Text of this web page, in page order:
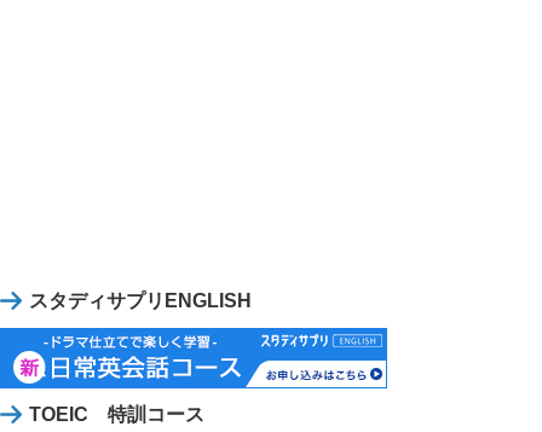
スタディサプリENGLISH
TOEIC 特訓コース